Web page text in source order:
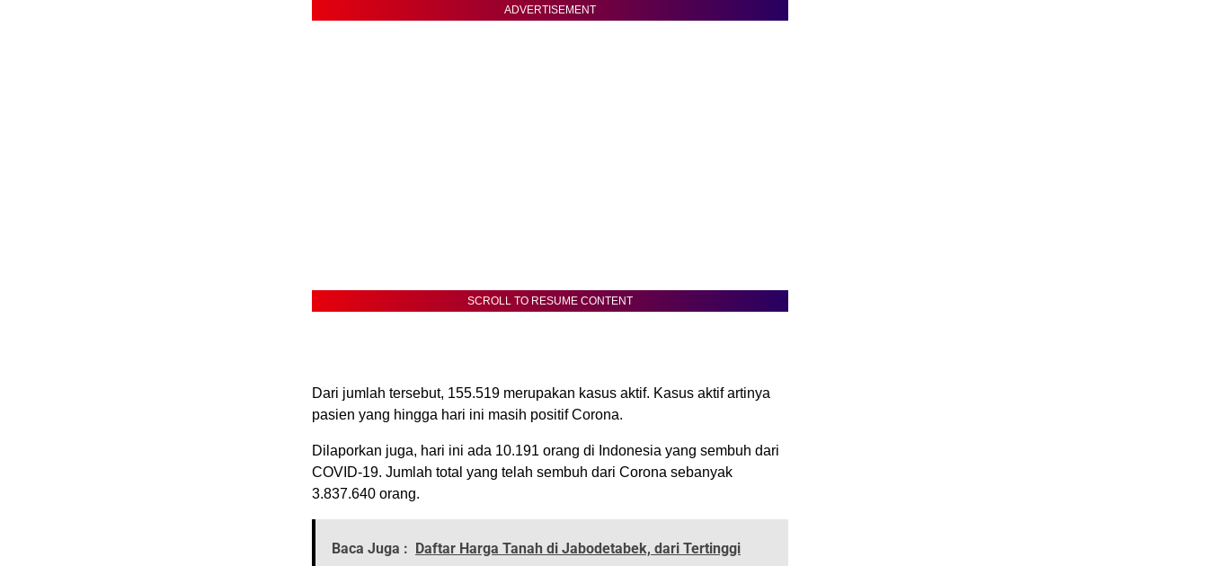
ADVERTISEMENT
SCROLL TO RESUME CONTENT
Dari jumlah tersebut, 155.519 merupakan kasus aktif. Kasus aktif artinya
pasien yang hingga hari ini masih positif Corona.
Dilaporkan juga, hari ini ada 10.191 orang di Indonesia yang sembuh dari
COVID-19. Jumlah total yang telah sembuh dari Corona sebanyak
3.837.640 orang.
Baca Juga : Daftar Harga Tanah di Jabodetabek, dari Tertinggi